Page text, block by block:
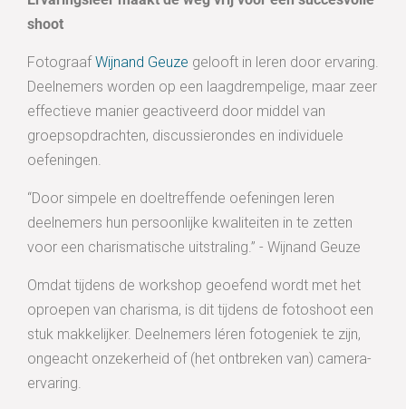
shoot
Fotograaf Wijnand Geuze gelooft in leren door ervaring.
Deelnemers worden op een laagdrempelige, maar zeer
effectieve manier geactiveerd door middel van
groepsopdrachten, discussierondes en individuele
oefeningen.
“Door simpele en doeltreffende oefeningen leren
deelnemers hun persoonlijke kwaliteiten in te zetten
voor een charismatische uitstraling.” - Wijnand Geuze
Omdat tijdens de workshop geoefend wordt met het
oproepen van charisma, is dit tijdens de fotoshoot een
stuk makkelijker. Deelnemers léren fotogeniek te zijn,
ongeacht onzekerheid of (het ontbreken van) camera-
ervaring.